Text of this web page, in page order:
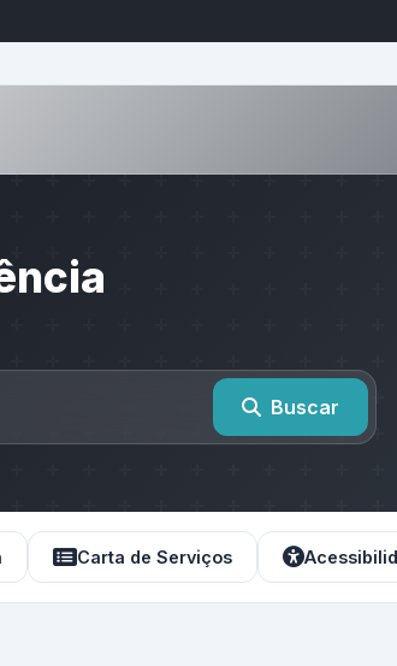
Buscar
Carta de Serviços